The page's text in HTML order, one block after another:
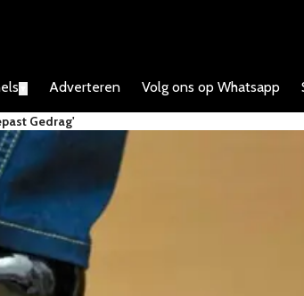
Adverteren Volg ons op Whatsapp
Gedrag'